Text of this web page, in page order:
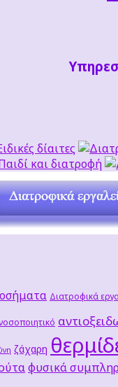
Διατροφικά
ζάχαρη
φυσικά